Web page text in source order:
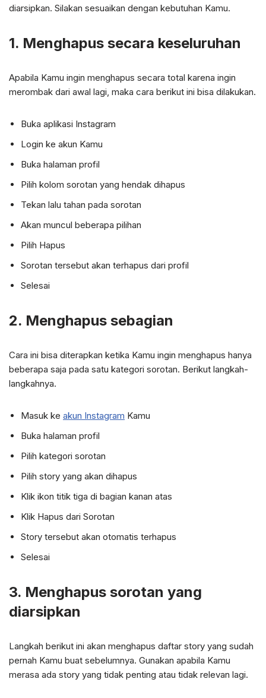
diarsipkan. Silakan sesuaikan dengan kebutuhan Kamu.
1. Menghapus secara keseluruhan
Apabila Kamu ingin menghapus secara total karena ingin
merombak dari awal lagi, maka cara berikut ini bisa dilakukan.
Buka aplikasi Instagram
Login ke akun Kamu
Buka halaman profil
Pilih kolom sorotan yang hendak dihapus
Tekan lalu tahan pada sorotan
Akan muncul beberapa pilihan
Pilih Hapus
Sorotan tersebut akan terhapus dari profil
Selesai
2. Menghapus sebagian
Cara ini bisa diterapkan ketika Kamu ingin menghapus hanya
beberapa saja pada satu kategori sorotan. Berikut langkah-
langkahnya.
Masuk ke akun Instagram Kamu
Buka halaman profil
Pilih kategori sorotan
Pilih story yang akan dihapus
Klik ikon titik tiga di bagian kanan atas
Klik Hapus dari Sorotan
Story tersebut akan otomatis terhapus
Selesai
3. Menghapus sorotan yang
diarsipkan
Langkah berikut ini akan menghapus daftar story yang sudah
pernah Kamu buat sebelumnya. Gunakan apabila Kamu
merasa ada story yang tidak penting atau tidak relevan lagi.